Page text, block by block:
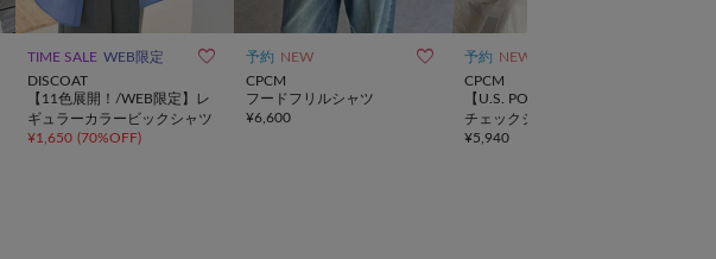
TIME SALE WEB限定 
DISCOAT
【11色展開！/WEB限定】レ
ギュラーカラービックシャツ
¥1,650 (70%OFF)
予約 NEW 
CPCM
フードフリルシャツ
¥6,600
予約 NEW
CPCM
【U.S. POLO ASSN. 】ビッグ
チェックシャツ
¥5,940